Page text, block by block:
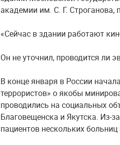
академии им. С. Г. Строганова,
«Сейчас в здании работают
Он не уточнил, проводится ли
В конце января в России
террористов» о якобы
проводились на социальных
Благовещенска и Якутска. Из-
пациентов нескольких больниц